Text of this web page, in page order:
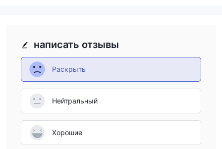
написать отзывы
Раскрыть
Нейтральный
Хорошие